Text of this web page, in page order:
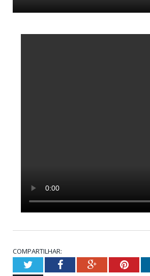
COMPARTILHAR:
TwitterFacebookGoogle+